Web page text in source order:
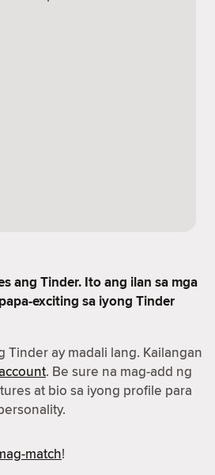
ang Tinder. Ito ang ilan sa mga
exciting sa iyong Tinder
Tinder ay madali lang. Kailangan
. Be sure na mag-add ng
at bio sa iyong profile para
match!